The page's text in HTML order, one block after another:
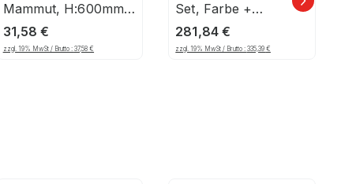
Mammut, H:600mm
— S 70-89mm
31,58€
zzgl. 19% MwSt / Brutto : 37,58€
Set, Farbe +
Markiergerät
281,84 €
zzgl. 19% MwSt / Brutto : 335,39 €